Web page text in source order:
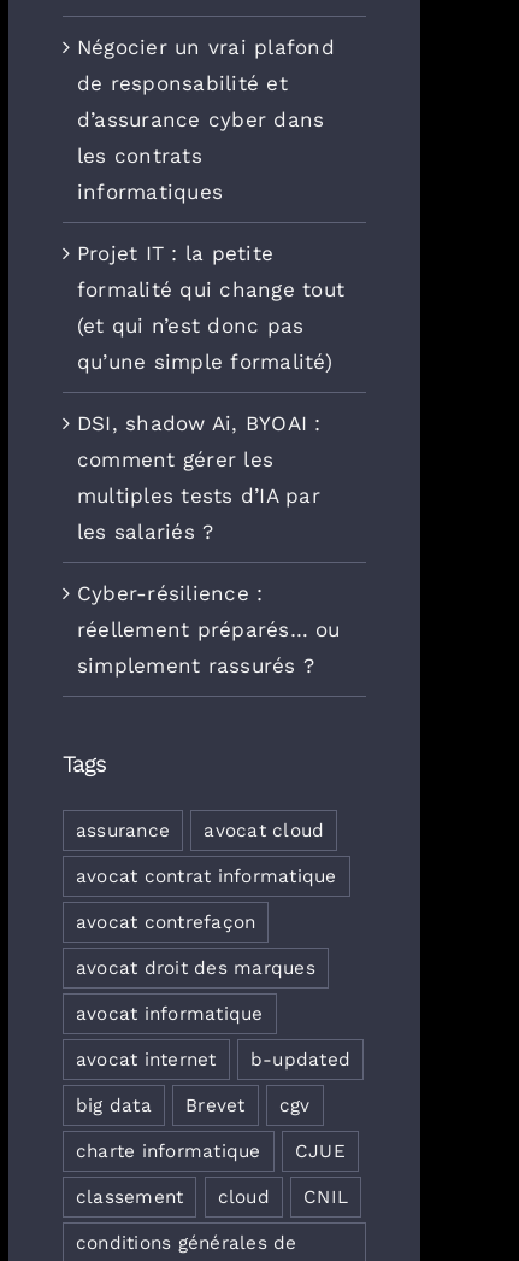
Négocier un vrai plafond
de responsabilité et
d’assurance cyber dans
les contrats
informatiques
Projet IT : la petite
formalité qui change tout
(et qui n’est donc pas
qu’une simple formalité)
DSI, shadow Ai, BYOAI :
comment gérer les
multiples tests d’IA par
les salariés ?
Cyber-résilience :
réellement préparés… ou
simplement rassurés ?
Tags
assurance avocat cloud
avocat contrat informatique
avocat contrefaçon
avocat droit des marques
avocat informatique
avocat internet b-updated
big data Brevet cgv
charte informatique CJUE
classement cloud CNIL
conditions générales de